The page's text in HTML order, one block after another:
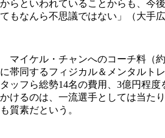
からといわれていることからも、今
てもなんら不思議ではない」（大手
マイケル・チャンへのコーチ料（
に帯同するフィジカル＆メンタルト
タッフら総勢14名の費用、3億円程
かけるのは、一流選手としては当た
も質素だという。